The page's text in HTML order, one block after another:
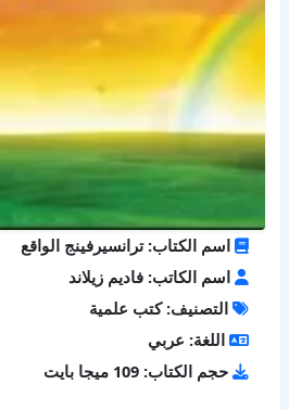
اسم الكتاب: ترانسيرفينج الواقع
اسم الكاتب: فاديم زيلاند
التصنيف: كتب علمية
اللغة: عربي
حجم الكتاب: 109 ميجا بايت